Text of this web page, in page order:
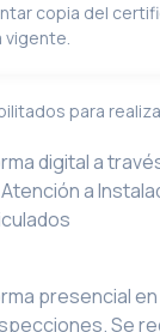
copia del
vigente.
para
digital a
a
presencial
Se